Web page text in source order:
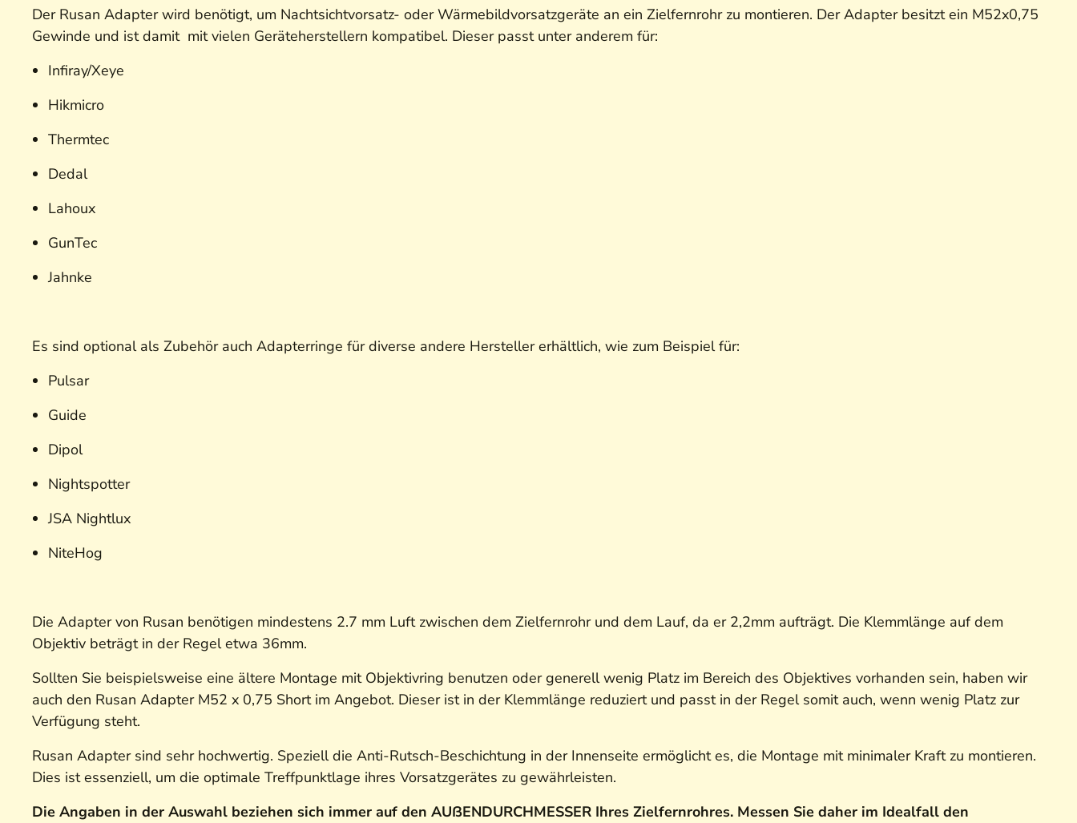
Der Rusan Adapter wird benötigt, um Nachtsichtvorsatz- oder Wärmebildvorsatzgeräte an ein Zielfernrohr zu montieren. Der Adapter besitzt ein M52x0,75
Gewinde und ist damit mit vielen Geräteherstellern kompatibel. Dieser passt unter anderem für:
Infiray/Xeye
Hikmicro
Thermtec
Dedal
Lahoux
GunTec
Jahnke
Es sind optional als Zubehör auch Adapterringe für diverse andere Hersteller erhältlich, wie zum Beispiel für:
Pulsar
Guide
Dipol
Nightspotter
JSA Nightlux
NiteHog
Die Adapter von Rusan benötigen mindestens 2.7 mm Luft zwischen dem Zielfernrohr und dem Lauf, da er 2,2mm aufträgt. Die Klemmlänge auf dem
Objektiv beträgt in der Regel etwa 36mm.
Sollten Sie beispielsweise eine ältere Montage mit Objektivring benutzen oder generell wenig Platz im Bereich des Objektives vorhanden sein, haben wir
auch den Rusan Adapter M52 x 0,75 Short im Angebot. Dieser ist in der Klemmlänge reduziert und passt in der Regel somit auch, wenn wenig Platz zur
Verfügung steht.
Rusan Adapter sind sehr hochwertig. Speziell die Anti-Rutsch-Beschichtung in der Innenseite ermöglicht es, die Montage mit minimaler Kraft zu montieren.
Dies ist essenziell, um die optimale Treffpunktlage ihres Vorsatzgerätes zu gewährleisten.
Die Angaben in der Auswahl beziehen sich immer auf den AUßENDURCHMESSER Ihres Zielfernrohres. Messen Sie daher im Idealfall den